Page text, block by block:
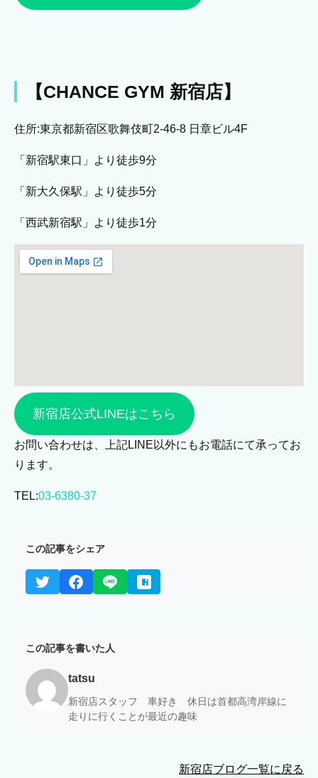
【CHANCE GYM 新宿店】
住所:東京都新宿区歌舞伎町2-46-8 日章ビル4F
「新宿駅東口」より徒歩9分
「新大久保駅」より徒歩5分
「西武新宿駅」より徒歩1分
新宿店公式LINEはこちら
お問い合わせは、上記LINE以外にもお電話にて承ってお
ります。
TEL:03-6380-37
この記事をシェア
この記事を書いた人
tatsu
新宿店スタッフ 車好き 休日は首都高湾岸線に
走りに行くことが最近の趣味
新宿店ブログ一覧に戻る